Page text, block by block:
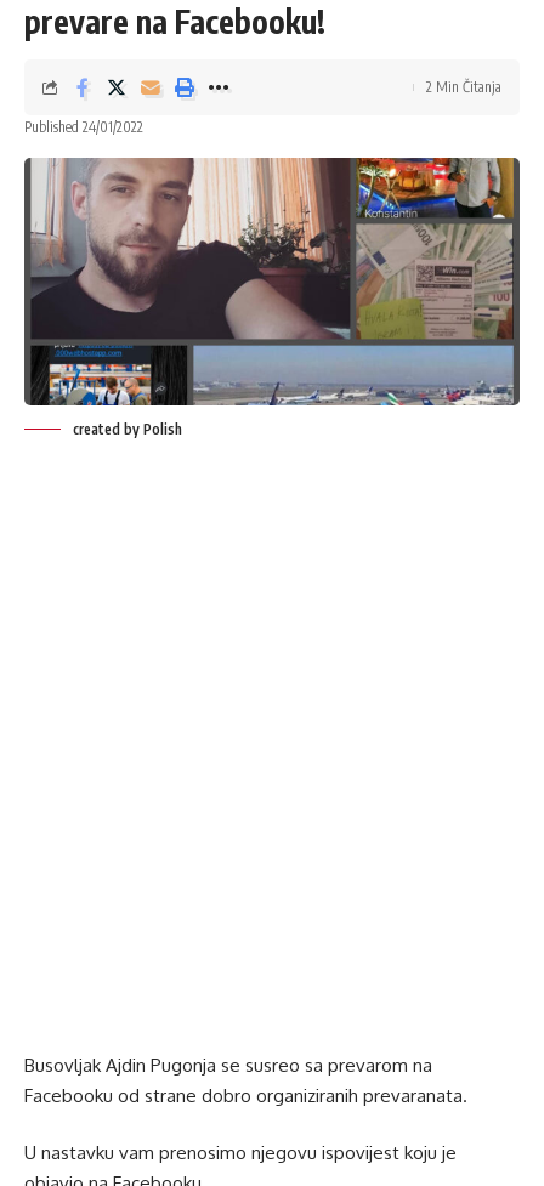
prevare na Facebooku!
Published 24/01/2022
2 Min Čitanja
created by Polish
Busovljak Ajdin Pugonja se susreo sa prevarom na
Facebooku od strane dobro organiziranih prevaranata.
U nastavku vam prenosimo njegovu ispovijest koju je